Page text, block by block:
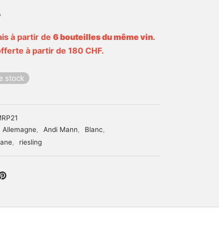
à partir de 6 bouteilles du même vin.
à partir de 180 CHF.
stock
Allemagne, Andi Mann, Blanc,
, riesling